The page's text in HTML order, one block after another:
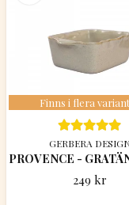
Mejladress
Ja, ni får
Finns i flera
GERBERA
249 kr